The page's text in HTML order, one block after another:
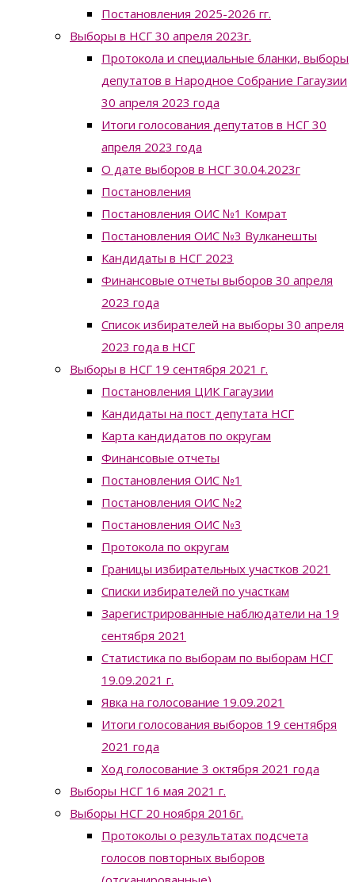
Постановления 2025-2026 гг.
Выборы в НСГ 30 апреля 2023г.
Протокола и специальные бланки, выборы
депутатов в Народное Собрание Гагаузии
30 апреля 2023 года
Итоги голосования депутатов в НСГ 30
апреля 2023 года
О дате выборов в НСГ 30.04.2023г
Постановления
Постановления ОИС №1 Комрат
Постановления ОИС №3 Вулканешты
Кандидаты в НСГ 2023
Финансовые отчеты выборов 30 апреля
2023 года
Список избирателей на выборы 30 апреля
2023 года в НСГ
Выборы в НСГ 19 сентября 2021 г.
Постановления ЦИК Гагаузии
Кандидаты на пост депутата НСГ
Карта кандидатов по округам
Финансовые отчеты
Постановления ОИС №1
Постановления ОИС №2
Постановления ОИС №3
Протокола по округам
Границы избирательных участков 2021
Списки избирателей по участкам
Зарегистрированные наблюдатели на 19
сентября 2021
Статистика по выборам по выборам НСГ
19.09.2021 г.
Явка на голосование 19.09.2021
Итоги голосования выборов 19 сентября
2021 года
Ход голосование 3 октября 2021 года
Выборы НСГ 16 мая 2021 г.
Выборы НСГ 20 ноября 2016г.
Протоколы о результатах подсчета
голосов повторных выборов